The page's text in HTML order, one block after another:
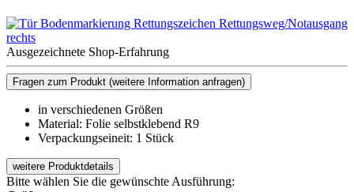
Ausgezeichnete Shop-Erfahrung
Fragen zum Produkt (weitere Information anfragen)
in verschiedenen Größen
Material: Folie selbstklebend R9
Verpackungseineit: 1 Stück
weitere Produktdetails
Bitte wählen Sie die gewünschte Ausführung: